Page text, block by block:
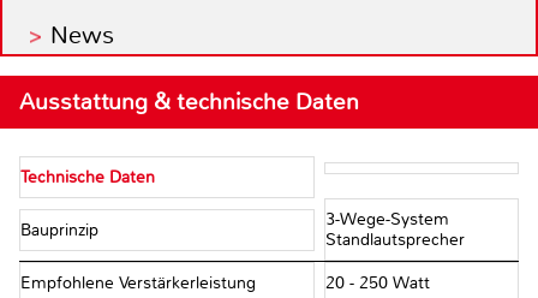
News
Ausstattung & technische Daten
Technische Daten
Bauprinzip
3-Wege-System
Standlautsprecher
Empfohlene Verstärkerleistung 20 - 250 Watt